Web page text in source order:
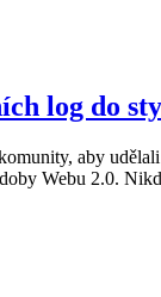
log do
aby
Webu 2.0.